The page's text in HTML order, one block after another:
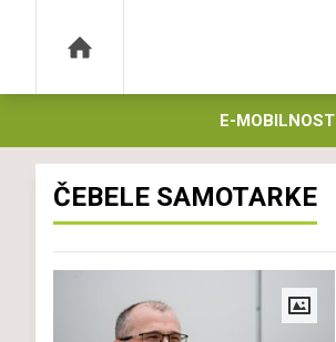
E-MOBILNOST
ČEBELE SAMOTARKE